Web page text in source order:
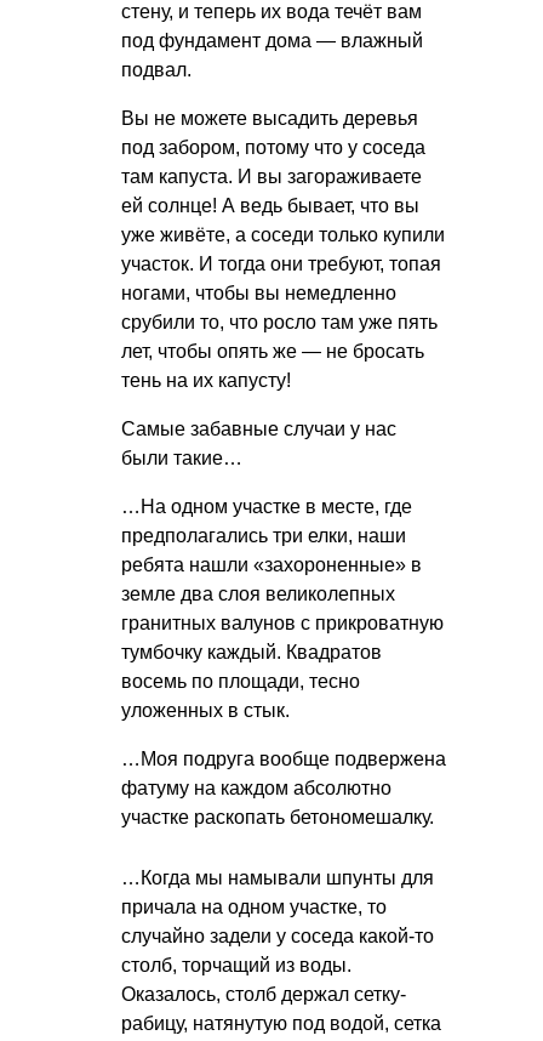
стену, и теперь их вода течёт вам
под фундамент дома — влажный
подвал.
Вы не можете высадить деревья
под забором, потому что у соседа
там капуста. И вы загораживаете
ей солнце! А ведь бывает, что вы
уже живёте, а соседи только купили
участок. И тогда они требуют, топая
ногами, чтобы вы немедленно
срубили то, что росло там уже пять
лет, чтобы опять же — не бросать
тень на их капусту!
Самые забавные случаи у нас
были такие…
…На одном участке в месте, где
предполагались три елки, наши
ребята нашли «захороненные» в
земле два слоя великолепных
гранитных валунов с прикроватную
тумбочку каждый. Квадратов
восемь по площади, тесно
уложенных в стык.
…Моя подруга вообще подвержена
фатуму на каждом абсолютно
участке раскопать бетономешалку.
…Когда мы намывали шпунты для
причала на одном участке, то
случайно задели у соседа какой-то
столб, торчащий из воды.
Оказалось, столб держал сетку-
рабицу, натянутую под водой, сетка